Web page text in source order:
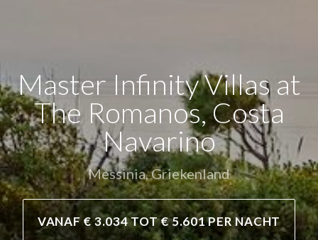
Indian Song - Luxury
Villa St Barth
Saint Barths, Saint Barthélemy
VANAF € 2.456 PER NACHT